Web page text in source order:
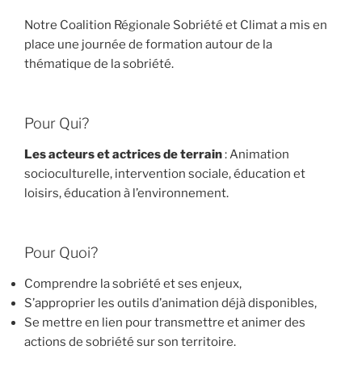
Notre Coalition Régionale Sobriété et Climat a mis en
place une journée de formation autour de la
thématique de la sobriété.
Pour Qui?
Les acteurs et actrices de terrain: Animation
socioculturelle, intervention sociale, éducation et
loisirs, éducation à l’environnement.
Pour Quoi?
Comprendre la sobriété et ses enjeux,
S’approprier les outils d’animation déjà disponibles,
Se mettre en lien pour transmettre et animer des
actions de sobriété sur son territoire.